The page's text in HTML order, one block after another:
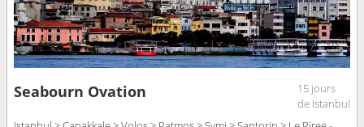
Seabourn Ovation
15 jours
de Istanbul